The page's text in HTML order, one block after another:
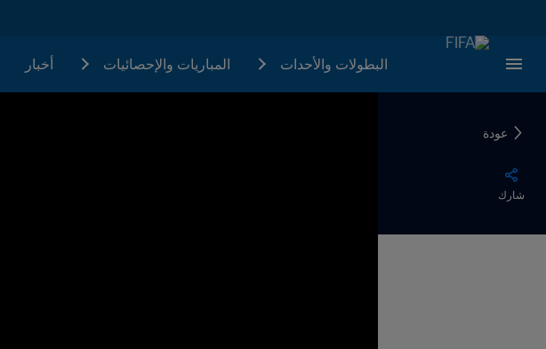
البطولات والأحدات المباريات والإحصائيات أخبار
عودة
شارك